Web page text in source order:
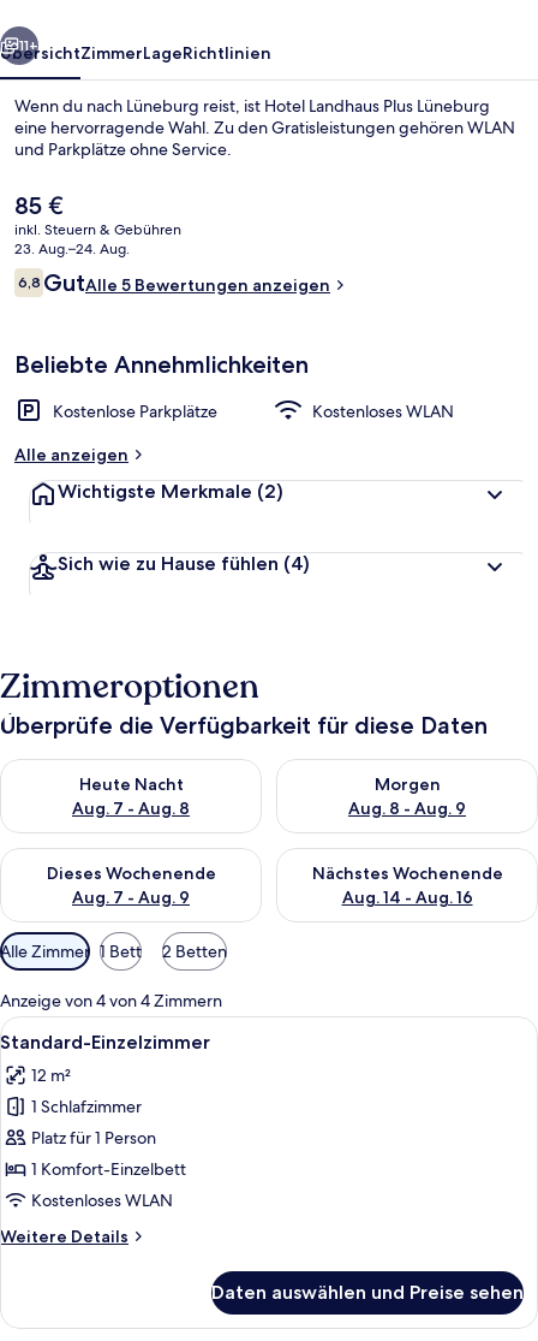
Weiter
11+
ÜbersichtZimmerLageRichtlinien
Wenn du nach Lüneburg reist, ist Hotel Landhaus Plus Lüneburg
eine hervorragende Wahl. Zu den Gratisleistungen gehören WLAN
und Parkplätze ohne Service.
Der
aktuelle
Preis
beträgt
85 €.
85 €
inkl. Steuern & Gebühren
23. Aug.–24. Aug.
Bewertungen
6,86,8 von 10.
GutAlle 5 Bewertungen anzeigen
Beliebte Annehmlichkeiten
Kostenlose Parkplätze
Kostenloses WLAN
Alle anzeigen
Wichtigste Merkmale (2)
Sich wie zu Hause fühlen (4)
Zimmeroptionen
Überprüfe die Verfügbarkeit für diese Daten
Heute Nacht
Aug. 7 - Aug. 8
Überprüfe die Verfügbarkeit für heute Nacht, Aug. 7 - Aug. 8.
Morgen
Aug. 8 - Aug. 9
Überprüfe die Verfügbarkeit
Dieses Wochenende
Aug. 7 - Aug. 9
Überprüfe die Verfügbarkeit für dieses Wochenende, Aug. 7
Nächstes Wochenende
Aug. 14 - Aug. 16
Überprüfe die Verfügbarkeit
Verfügbare
Filter
für
Zimmer
Alle Zimmer 1 Bett 2 Betten
Anzeige von 4 von 4 Zimmern
Alle
Fotos
für
Standard-
Einzelzimmer
anzeigen
Eine gemütliche Sitzecke mit
1
Standard-Einzelzimmer
12 m²
1 Schlafzimmer
Platz für 1 Person
1 Komfort-Einzelbett
Kostenloses WLAN
Weitere Details
Weitere
Einzelzimmer
Daten auswählen und Preise sehen